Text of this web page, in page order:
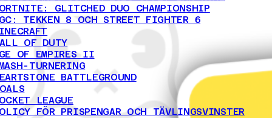
GLITCHED DUO CHAMPIONSHIP
TEKKEN 8 OCH STREET FIGHTER 6
OF DUTY
OF EMPIRES II
TURNERING
BATTLEGROUND
LEAGUE
FÖR PRISPENGAR OCH TÄVLINGSVINSTER